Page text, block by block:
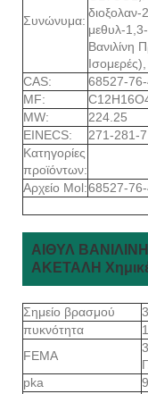
Συνώνυμα:
διοξολαν-
μεθυλ-
Βανιλίνη
CAS:
68527-
MF:
MW:
224.25
EINECS:
271-281-7
Κατηγορίες
προϊόντων:
Αρχείο Mol:68527-
ΑΙΘΥΛ
ΑΚΕΤΑΛΗ
Σημείο βρασμού
πυκνότητα
FEMA
pka